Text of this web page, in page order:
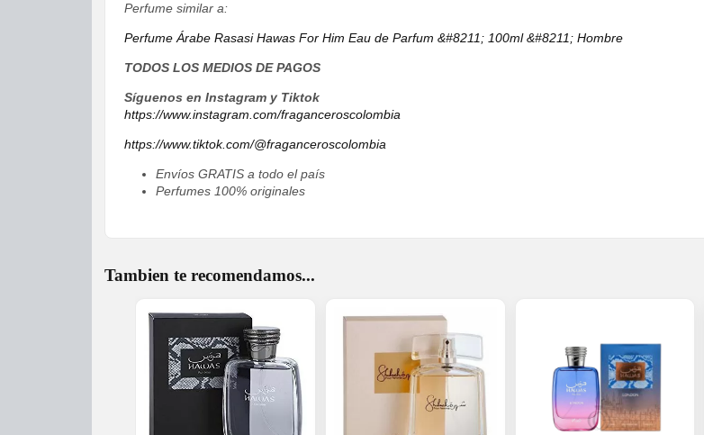
Perfume similar a:
Perfume Árabe Rasasi Hawas For Him Eau de Parfum &#8211; 100ml &#8211; Hombre
TODOS LOS MEDIOS DE PAGOS
Síguenos en Instagram y Tiktok
https://www.instagram.com/fraganceroscolombia
https://www.tiktok.com/@fraganceroscolombia
Envíos GRATIS a todo el país
Perfumes 100% originales
Tambien te recomendamos...